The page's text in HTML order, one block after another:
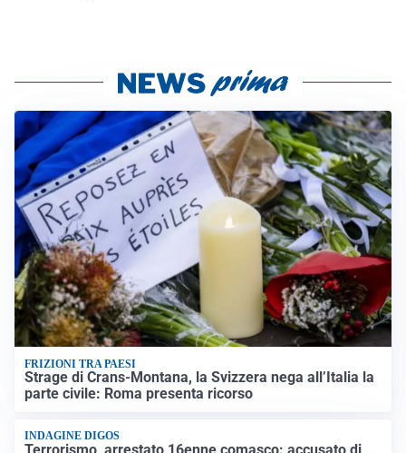
FRIZIONI TRA PAESI
Strage di Crans-Montana, la Svizzera nega all’Italia la
parte civile: Roma presenta ricorso
INDAGINE DIGOS
Terrorismo, arrestato 16enne comasco: accusato di